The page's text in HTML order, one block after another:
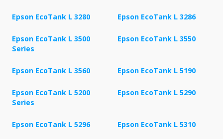
Epson EcoTank L 3280 Epson EcoTank L 3286
Epson EcoTank L 3500
Series
Epson EcoTank L 3550
Epson EcoTank L 3560 Epson EcoTank L 5190
Epson EcoTank L 5200
Series
Epson EcoTank L 5290
Epson EcoTank L 5296 Epson EcoTank L 5310